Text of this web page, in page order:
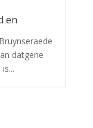
en
datgene